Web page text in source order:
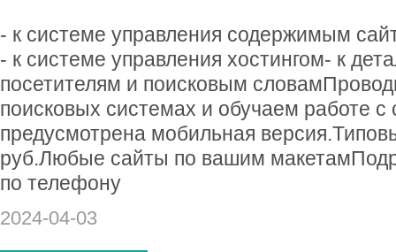
- к системе управления содержимым
- к системе управления хостингом- к
посетителям и поисковым
поисковых системах и обучаем работе с
предусмотрена мобильная
руб.Любые сайты по вашим
по телефону
2024-04-03